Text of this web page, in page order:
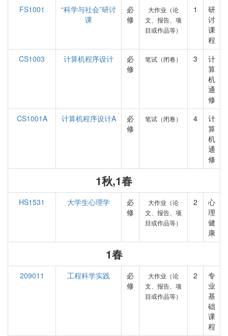
FS1001
“科学与社会”研讨
课
必
修
大作业（论
文、报告、项
目或作品等）
1
研
讨
课
程
CS1003
计算机程序设计
必
修
笔试（闭卷） 3
计
算
机
通
修
CS1001A
计算机程序设计A
必
修
笔试（闭卷） 4
计
算
机
通
修
1秋,1春
HS1531 大学生心理学
必
修
大作业（论
文、报告、项
目或作品等）
2
心
理
健
康
1春
209011 工程科学实践
必
修
大作业（论
文、报告、项
目或作品等）
2
专
业
基
础
课
程